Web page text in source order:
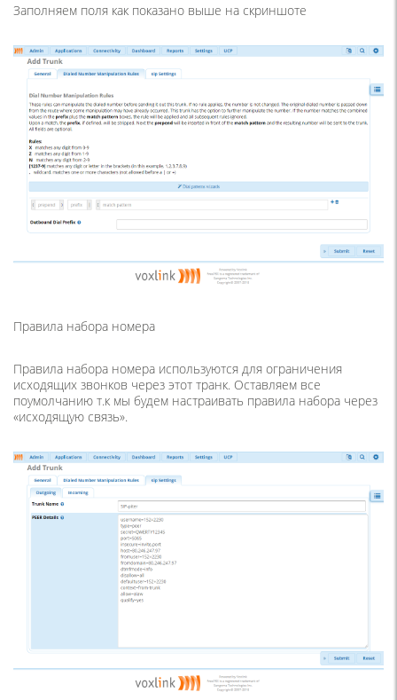
Заполняем поля как показано выше на скриншоте
Правила набора номера
Правила набора номера используются для ограничения
исходящих звонков через этот транк. Оставляем все
поумолчанию т.к мы будем настраивать правила набора через
«исходящую связь».